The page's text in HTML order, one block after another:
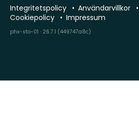
Integritetspolicy
Användarvillkor
Cookiepolicy
Impressum
phx-sto-01 · 26.7.1 (449747a8c)